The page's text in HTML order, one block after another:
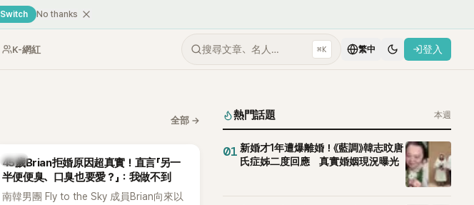
Switch No thanks
K-網紅 搜尋文章、名人… ⌘K 繁中 登入
全部 →
韓星
45歲Brian拒婚原因超真實！直言「另一
半便便臭、口臭也要愛？」：我做不到
南韓男團 Fly to the Sky 成員Brian向來以
熱門話題 本週
01 新婚才1年遭爆離婚！《藍調》韓志旼唐
氏症姊二度回應 真實婚姻現況曝光